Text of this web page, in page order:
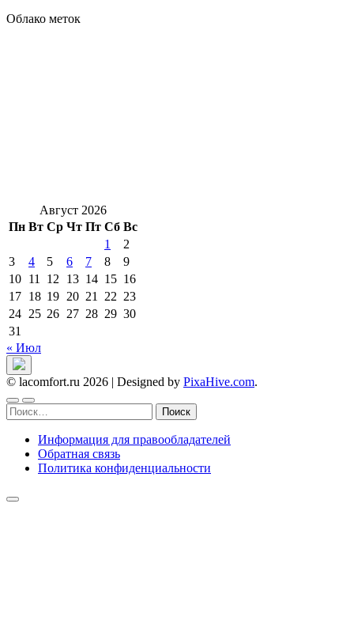
Облако меток
Август 2026
Пн Вт Ср Чт Пт Сб Вс
1
2
3
4 5 6 7 8
9
10 11 12 13 14 15 16
17 18 19 20 21 22 23
24 25 26 27 28 29 30
31
« Июл
© lacomfort.ru 2026 | Designed by PixaHive.com.
Найти:
Информация для правообладателей
Обратная связь
Политика конфиденциальности